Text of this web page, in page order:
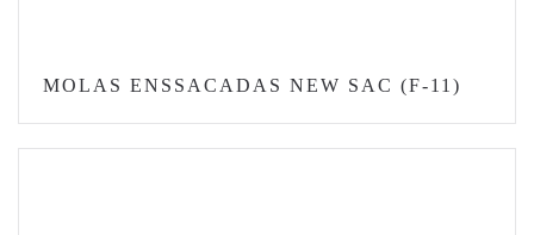
MOLAS ENSSACADAS NEW SAC (F-11)